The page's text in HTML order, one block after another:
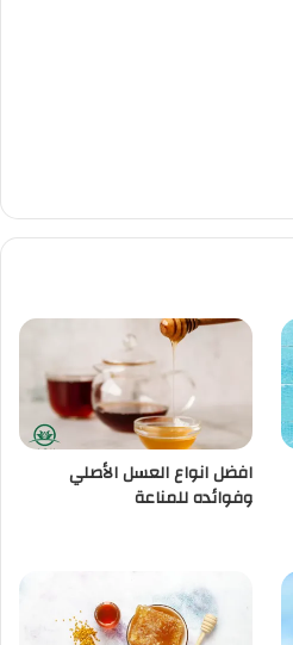
افضل انواع العسل الأصلي
وفوائده للمناعة